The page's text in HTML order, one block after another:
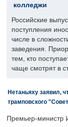
колледжи
Российские
поступления
числе в
заведения.
тем, кто
чаще смотрят в
Нетаньяху заявил,
трамповского
Премьер-министр